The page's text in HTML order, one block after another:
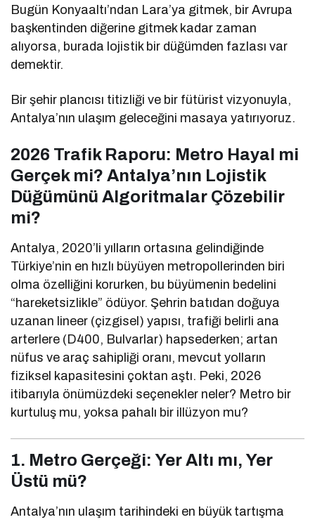
Bugün Konyaaltı’ndan Lara’ya gitmek, bir Avrupa
başkentinden diğerine gitmek kadar zaman
alıyorsa, burada lojistik bir düğümden fazlası var
demektir.
Bir şehir plancısı titizliği ve bir fütürist vizyonuyla,
Antalya’nın ulaşım geleceğini masaya yatırıyoruz.
2026 Trafik Raporu: Metro Hayal mi
Gerçek mi? Antalya’nın Lojistik
Düğümünü Algoritmalar Çözebilir
mi?
Antalya, 2020’li yılların ortasına gelindiğinde
Türkiye’nin en hızlı büyüyen metropollerinden biri
olma özelliğini korurken, bu büyümenin bedelini
“hareketsizlikle” ödüyor. Şehrin batıdan doğuya
uzanan lineer (çizgisel) yapısı, trafiği belirli ana
arterlere (D400, Bulvarlar) hapsederken; artan
nüfus ve araç sahipliği oranı, mevcut yolların
fiziksel kapasitesini çoktan aştı. Peki, 2026
itibarıyla önümüzdeki seçenekler neler? Metro bir
kurtuluş mu, yoksa pahalı bir illüzyon mu?
1. Metro Gerçeği: Yer Altı mı, Yer
Üstü mü?
Antalya’nın ulaşım tarihindeki en büyük tartışma